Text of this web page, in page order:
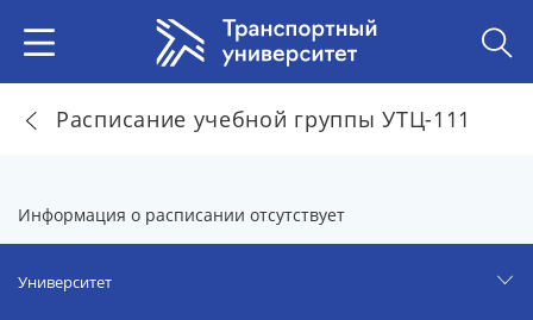
Расписание учебной группы УТЦ-111
Информация о расписании отсутствует
Университет